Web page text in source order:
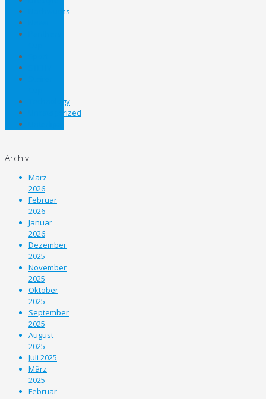
Nachwuchs
Technology
Uncategorized
Archiv
März
2026
Februar
2026
Januar
2026
Dezember
2025
November
2025
Oktober
2025
September
2025
August
2025
Juli 2025
März
2025
Februar